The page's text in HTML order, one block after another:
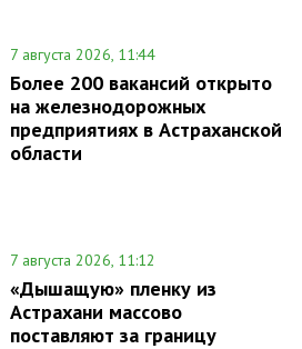
7 августа 2026, 11:44
Более 200 вакансий открыто
на железнодорожных
предприятиях в Астраханской
области
7 августа 2026, 11:12
«Дышащую» пленку из
Астрахани массово
поставляют за границу